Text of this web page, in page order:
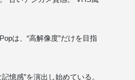
は、“高解像度”だけを目指
憶感”を演出し始めている。